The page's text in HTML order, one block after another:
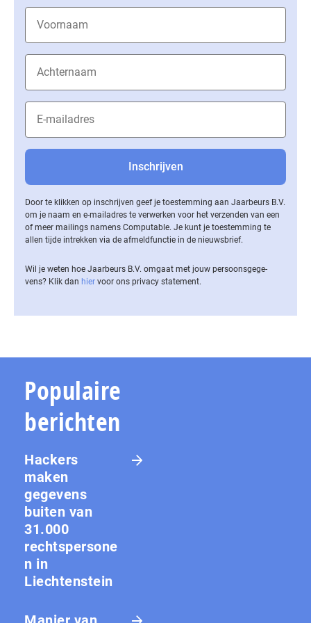
Door te klikken op inschrijven geef je toestemming aan Jaarbeurs B.V.
om je naam en e-mailadres te verwerken voor het verzenden van een
of meer mailings namens Computable. Je kunt je toestemming te
allen tijde intrekken via de af­meld­func­tie in de nieuwsbrief.
Wil je weten hoe Jaarbeurs B.V. omgaat met jouw per­soons­ge­ge­
vens? Klik dan hier voor ons privacy statement.
Populaire
berichten
Hackers
maken
gegevens
buiten van
31.000
rechtspersone
n in
Liechtenstein